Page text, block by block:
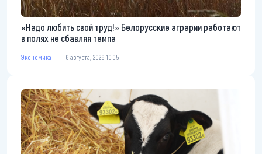
«Надо любить свой труд!» Белорусские аграрии работают
в полях не сбавляя темпа
Экономика 6 августа, 2026 10:05